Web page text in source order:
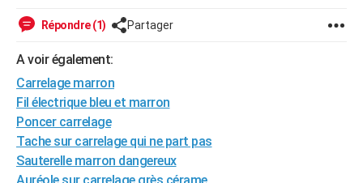
SANTE
Destinations
City break
Voyage nature
Voyage de noces
Forum
Climat
+PHOTO
GUIDES D'ACHAT
BONS PLANS
CARTE DE VOEUX
Répondre (1) Partager
A voir également:
Carrelage marron
Fil électrique bleu et marron
Poncer carrelage
Tache sur carrelage qui ne part pas
Sauterelle marron dangereux